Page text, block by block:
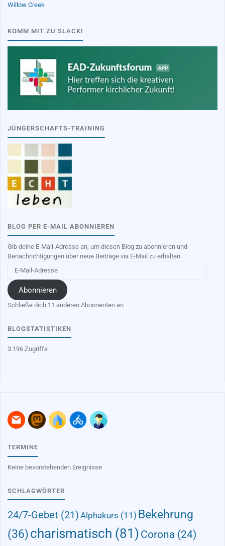
Willow Creek
KOMM MIT ZU SLACK!
JÜNGERSCHAFTS-TRAINING
BLOG PER E-MAIL ABONNIEREN
Gib deine E-Mail-Adresse an, um diesen Blog zu abonnieren und
Benachrichtigungen über neue Beiträge via E-Mail zu erhalten.
Mail-
Adresse
Abonnieren
Schließe dich 11 anderen Abonnenten an
BLOGSTATISTIKEN
3.196 Zugriffe
TERMINE
Keine bevorstehenden Ereignisse
SCHLAGWÖRTER
24/7-Gebet (21) Alphakurs (11) Bekehrung
(36)charismatisch (81) Corona (24)